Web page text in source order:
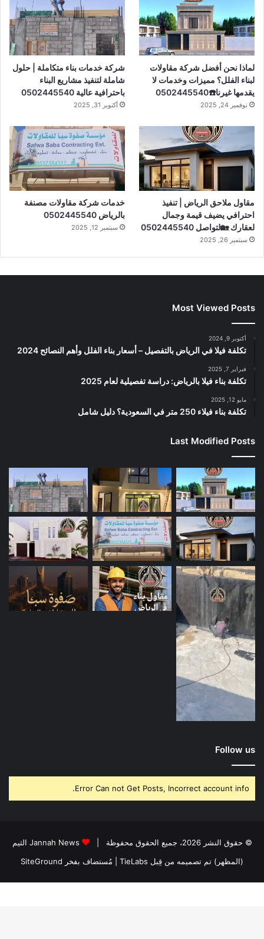
و
ك
ر
ي
س
د
إ
ن
T
u
b
e
ق
ر
ا
م
o
k
لماذا نحن أفضل شركة مقاولات
لبناء الفلل؟ مميزات وخدمات لا
يقدمها غيرنا☎️0502445540
نوفمبر 24, 2025
شركة خدمات بناء متكاملة | حلول
شاملة لتنفيذ مشاريع البناء
باحترافية عالية 0502445540
أكتوبر 31, 2025
مقاول ملاحق الرياض | تنفيذ
احترافي يضيف قيمة وجمال
لعقارك 🏡لتواصل 0502445540
سبتمبر 26, 2025
خدمات شركة مقاولات مصنفة
بالرياض 0502445540
سبتمبر 12, 2025
Most Viewed Posts
أكتوبر 9, 2024
تكلفة فيلا في الرياض بالتفصيل – أسعار بناء الفلل وأهم النصائح 2024
فبراير 7, 2025
تكلفة بناء فيلا بالرياض: دراسة تفصيلية لعام 2025
مايو 12, 2025
تكلفة بناء فيلاء 250 متر في السعودية؟ دليل شامل
Last Modified Posts
Follow us
Error Can not Get Posts, Incorrect account info.
© حقوق النشر 2026، جميع الحقوق محفوظة |
Jannah News الثيم
(المظهر) تم تصميمه من قِبل TieLabs
| مُستضاف بفخر SiteGround